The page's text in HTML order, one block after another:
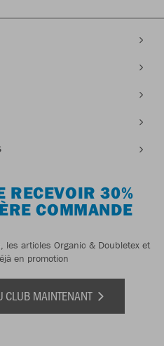
RECEVOIR 30%
COMMANDE
articles Organic & Doubletex et
en promotion
CLUB MAINTENANT